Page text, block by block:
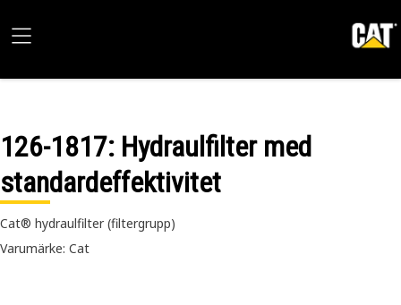
126-1817: Hydraulfilter med
standardeffektivitet
Cat® hydraulfilter (filtergrupp)
Varumärke: Cat